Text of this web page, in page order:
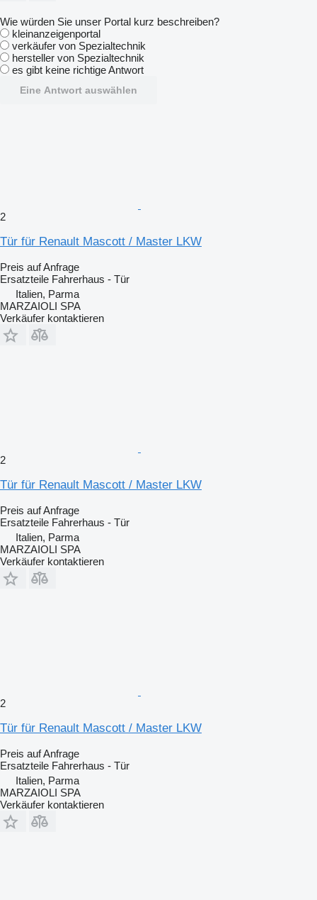
Wie würden Sie unser Portal kurz beschreiben?
kleinanzeigenportal
verkäufer von Spezialtechnik
hersteller von Spezialtechnik
es gibt keine richtige Antwort
Eine Antwort auswählen
2
Tür für Renault Mascott / Master LKW
Preis auf Anfrage
Ersatzteile Fahrerhaus - Tür
Italien, Parma
MARZAIOLI SPA
Verkäufer kontaktieren
2
Tür für Renault Mascott / Master LKW
Preis auf Anfrage
Ersatzteile Fahrerhaus - Tür
Italien, Parma
MARZAIOLI SPA
Verkäufer kontaktieren
2
Tür für Renault Mascott / Master LKW
Preis auf Anfrage
Ersatzteile Fahrerhaus - Tür
Italien, Parma
MARZAIOLI SPA
Verkäufer kontaktieren